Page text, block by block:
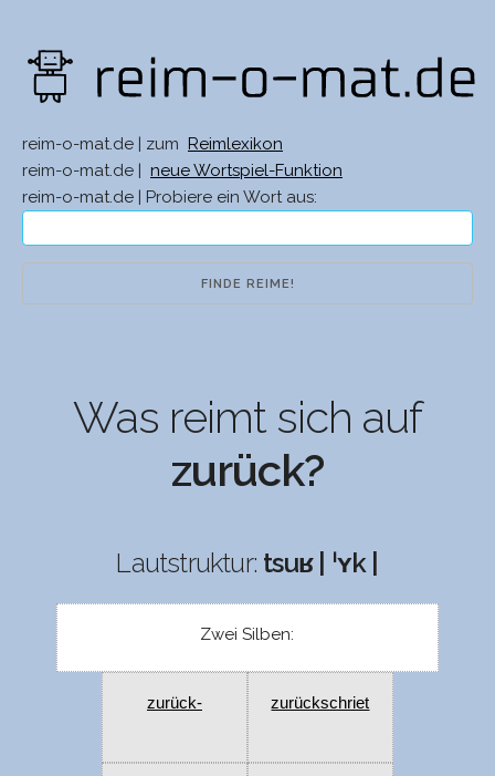
reim-o-mat.de | zum
Reimlexikon
reim-o-mat.de |
neue Wortspiel-Funktion
reim-o-mat.de | Probiere ein Wort aus:
Was reimt sich auf
zurück?
Lautstruktur: tsuʁ | ˈʏk |
Zwei Silben:
zurück- zurückschriet